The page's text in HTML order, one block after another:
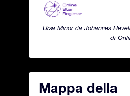
Ursa Minor da Johannes
di
Mappa della